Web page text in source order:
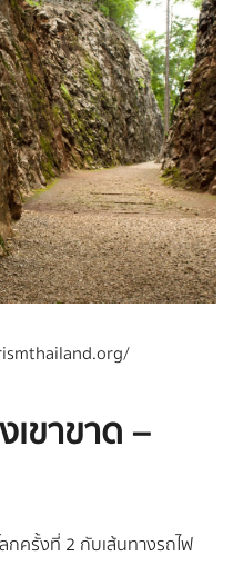
ขาขาด –
กครั้งที่ 2 กับเส้นทางรถไฟ